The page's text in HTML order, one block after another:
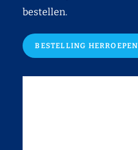
bestellen.
BESTELLING HERROEPEN